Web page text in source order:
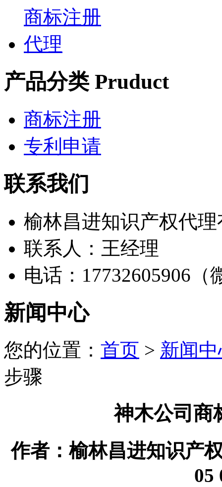
产品分类 Pruduct
商标注册
专利申请
联系我们
榆林昌进知识产权代
联系人：王经理
电话：17732605906（
新闻中心
您的位置： 首页 > 新闻
步骤
神木公司商
作者：榆林昌进知识产
05